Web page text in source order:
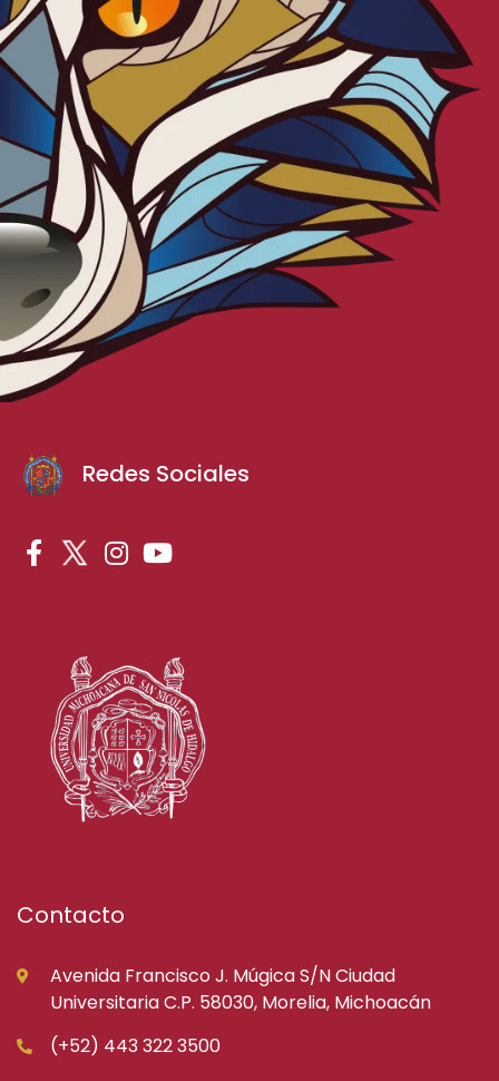
Redes Sociales
Contacto
Avenida Francisco J. Múgica S/N Ciudad
Universitaria C.P. 58030, Morelia, Michoacán
(+52) 443 322 3500